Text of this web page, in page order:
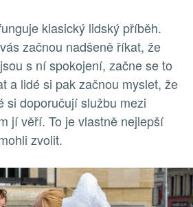
klasický lidský příběh.
začnou nadšeně říkat, že
s ní spokojení, začne se to
a lidé si pak začnou myslet, že
si doporučují službu mezi
jí věří. To je vlastně nejlepší
zvolit.